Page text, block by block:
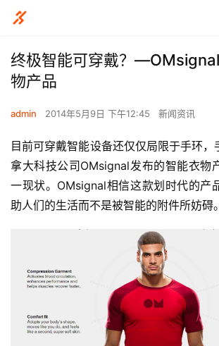
终极智能可穿戴？
物产品
admin 2014年5月9日 下午12:45 新闻资讯
目前可穿戴智能设备还仅仅局限于手环，
拿大科技公司OMsignal发布的智能衣物
一现状。OMsignal相信这款划时代的产
助人们的生活而不是被智能的附件所妨碍。